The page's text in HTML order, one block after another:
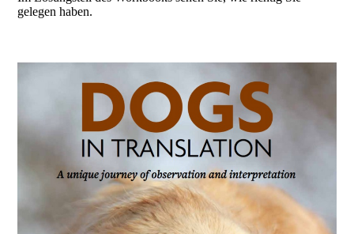
gelegen haben.